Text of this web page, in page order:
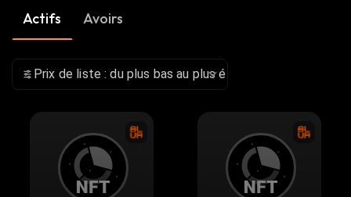
Actifs Avoirs
Prix de liste : du plus bas au plus élevé